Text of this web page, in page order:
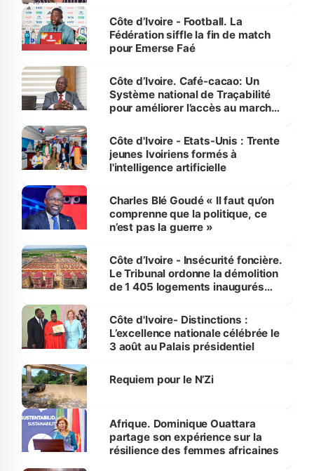
Côte d’Ivoire - Football. La
Fédération siffle la fin de match
pour Emerse Faé
Côte d’Ivoire. Café-cacao: Un
Système national de Traçabilité
pour améliorer l’accès au marché
Côte d'Ivoire - Etats-Unis : Trente
jeunes Ivoiriens formés à
l'intelligence artificielle
Charles Blé Goudé « Il faut qu’on
comprenne que la politique, ce
n’est pas la guerre »
Côte d’Ivoire - Insécurité foncière.
Le Tribunal ordonne la démolition
de 1 405 logements inaugurés
Bassam
Côte d'Ivoire- Distinctions :
L’excellence nationale célébrée le
3 août au Palais présidentiel
Requiem pour le N’Zi
Afrique. Dominique Ouattara
partage son expérience sur la
résilience des femmes africaines